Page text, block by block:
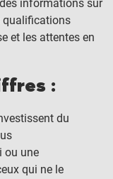
informations sur
qualifications
et les attentes en
:
du
ou une
qui ne le